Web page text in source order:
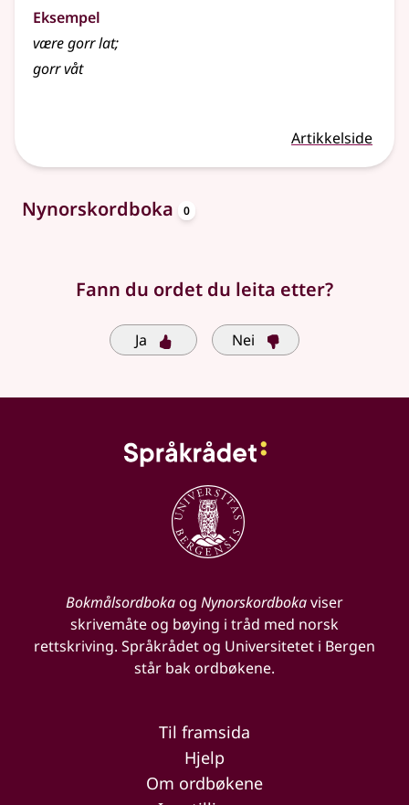
Eksempel
væregorrlat;
gorrvåt
Artikkelside
Nynorskordboka 0
Fann du ordet du leita etter?
Ja Nei
Bokmålsordbokaog Nynorskordbokaviser
skrivemåte og bøying i tråd med norsk
rettskriving. Språkrådet og Universitetet i Bergen
står bak ordbøkene.
Til framsida
Hjelp
Om ordbøkene